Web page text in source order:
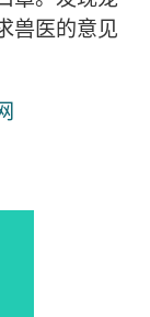
兽医的意见